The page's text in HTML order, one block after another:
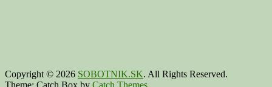
Copyright © 2026 SOBOTNIK.SK. All Rights Reserved.